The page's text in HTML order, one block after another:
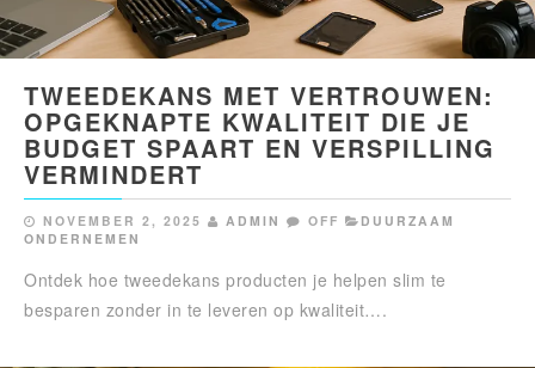
TWEEDEKANS MET VERTROUWEN:
OPGEKNAPTE KWALITEIT DIE JE
BUDGET SPAART EN VERSPILLING
VERMINDERT
NOVEMBER 2, 2025 ADMIN OFF
DUURZAAM
ONDERNEMEN
Ontdek hoe tweedekans producten je helpen slim te
besparen zonder in te leveren op kwaliteit….